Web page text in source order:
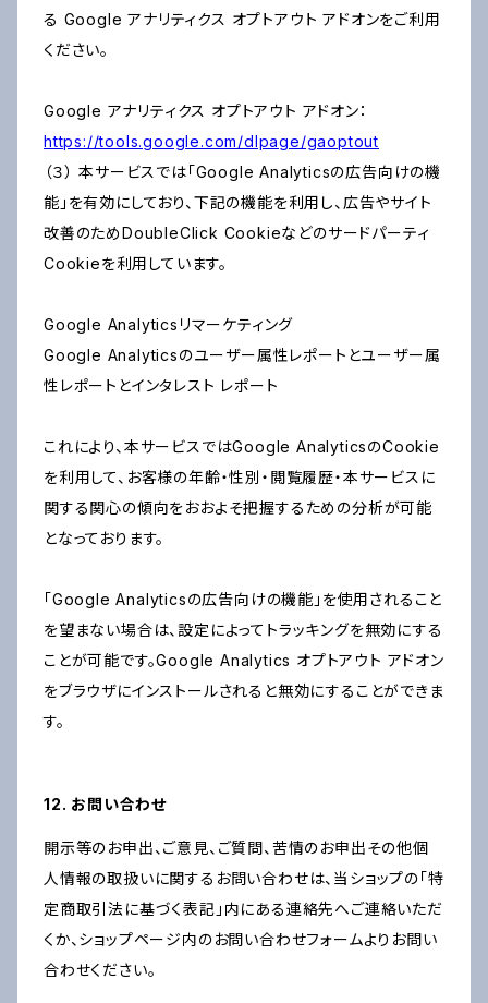
る Google アナリティクス オプトアウト アドオンをご利用
ください。
Google アナリティクス オプトアウト アドオン：
https://tools.google.com/dlpage/gaoptout
（３） 本サービスでは「Google Analyticsの広告向けの機
能」を有効にしており、下記の機能を利用し、広告やサイト
改善のためDoubleClick Cookieなどのサードパーティ
Cookieを利用しています。
Google Analyticsリマーケティング
Google Analyticsのユーザー属性レポートとユーザー属
性レポートとインタレスト レポート
これにより、本サービスではGoogle AnalyticsのCookie
を利用して、お客様の年齢・性別・閲覧履歴・本サービスに
関する関心の傾向をおおよそ把握するための分析が可能
となっております。
「Google Analyticsの広告向けの機能」を使用されること
を望まない場合は、設定によってトラッキングを無効にする
ことが可能です。Google Analytics オプトアウト アドオン
をブラウザにインストールされると無効にすることができま
す。
12. お問い合わせ
開示等のお申出、ご意見、ご質問、苦情のお申出その他個
人情報の取扱いに関するお問い合わせは、当ショップの「特
定商取引法に基づく表記」内にある連絡先へご連絡いただ
くか、ショップページ内のお問い合わせフォームよりお問い
合わせください。